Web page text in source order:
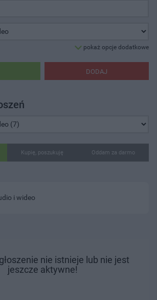
pokaż opcje dodatkowe
DODAJ
Kupię, poszukuję Oddam za darmo
i wideo
nie istnieje lub nie jest
jeszcze aktywne!